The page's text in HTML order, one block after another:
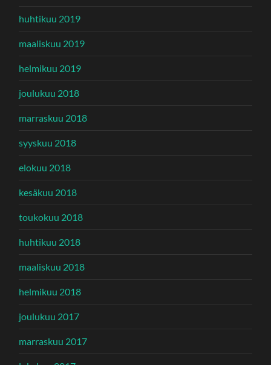
huhtikuu 2019
maaliskuu 2019
helmikuu 2019
joulukuu 2018
marraskuu 2018
syyskuu 2018
elokuu 2018
kesäkuu 2018
toukokuu 2018
huhtikuu 2018
maaliskuu 2018
helmikuu 2018
joulukuu 2017
marraskuu 2017